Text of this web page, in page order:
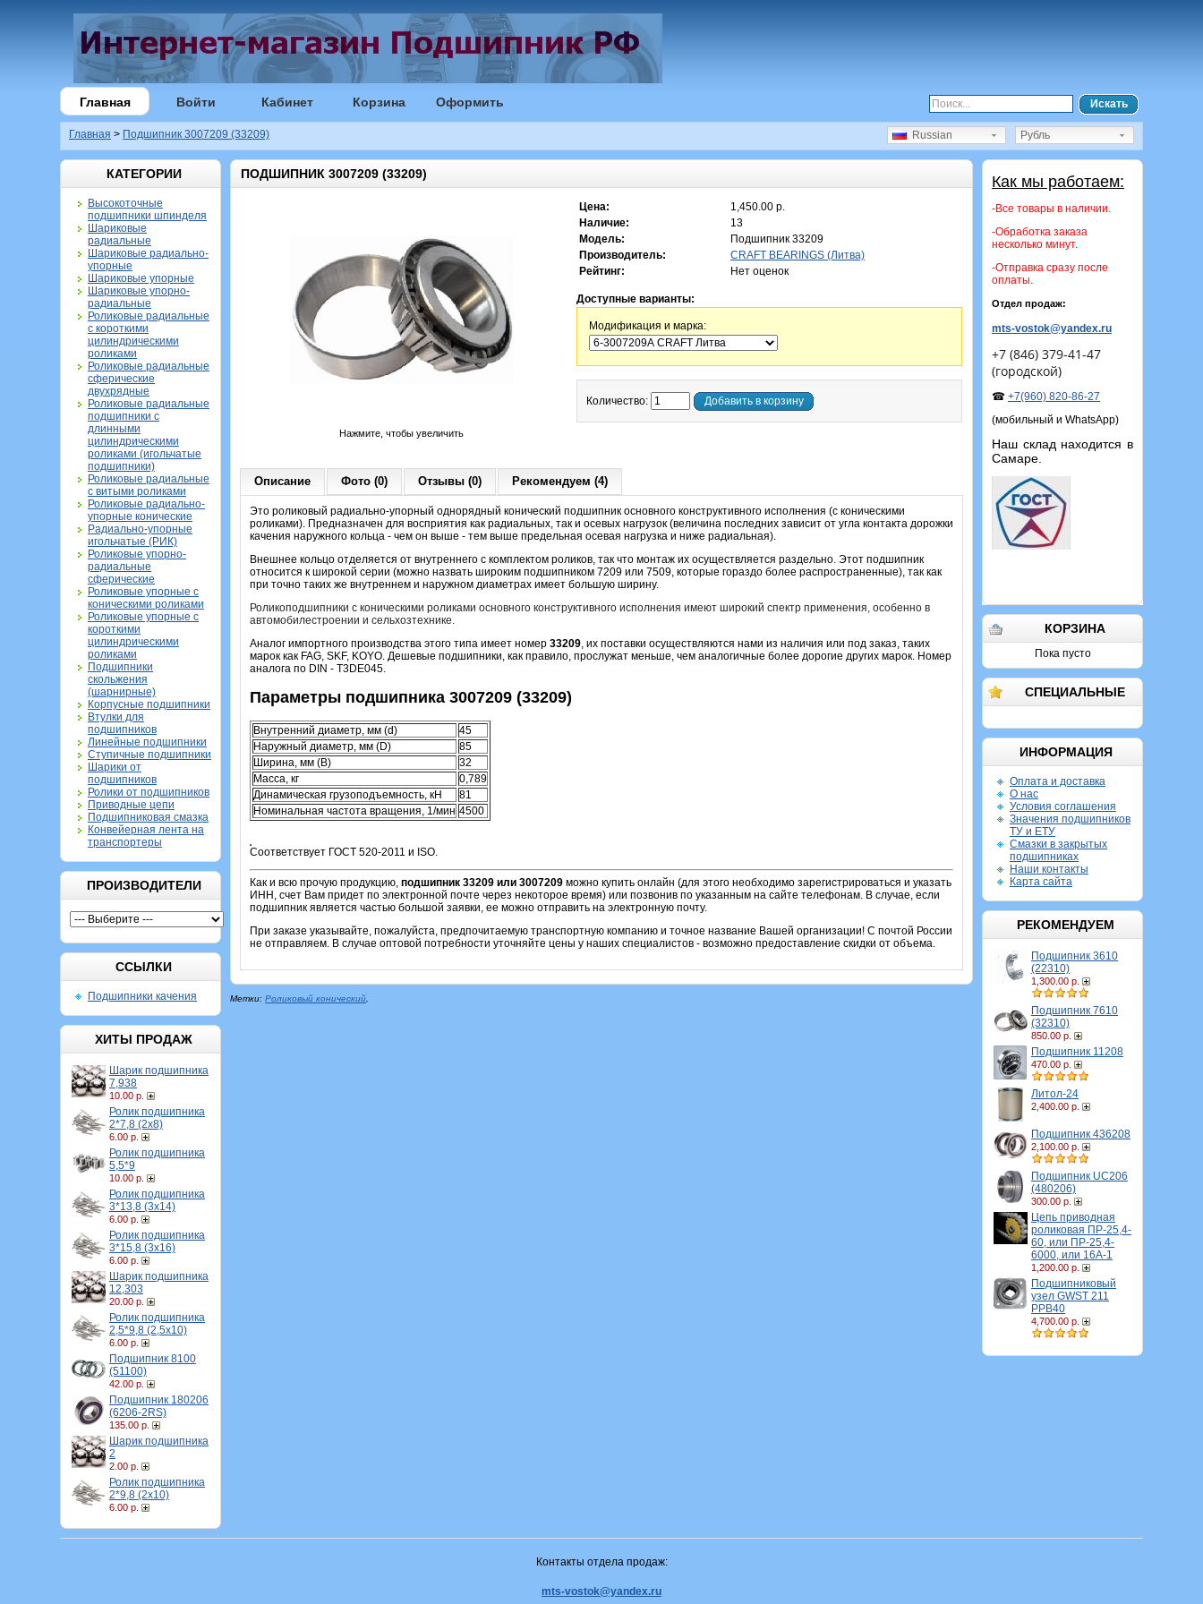
Главная Войти Кабинет Корзина Оформить Искать
Главная > Подшипник 3007209 (33209) Рубль
Russian
КАТЕГОРИИ
Высокоточные
подшипники шпинделя
Шариковые
радиальные
Шариковые радиально-
упорные
Шариковые упорные
Шариковые упорно-
радиальные
Роликовые радиальные
с короткими
цилиндрическими
роликами
Роликовые радиальные
сферические
двухрядные
Роликовые радиальные
подшипники с
длинными
цилиндрическими
роликами (игольчатые
подшипники)
Роликовые радиальные
с витыми роликами
Роликовые радиально-
упорные конические
Радиально-упорные
игольчатые (РИК)
Роликовые упорно-
радиальные
сферические
Роликовые упорные с
коническими роликами
Роликовые упорные с
короткими
цилиндрическими
роликами
Подшипники
скольжения
(шарнирные)
Корпусные подшипники
Втулки для
подшипников
Линейные подшипники
Ступичные подшипники
Шарики от
подшипников
Ролики от подшипников
Приводные цепи
Подшипниковая смазка
Конвейерная лента на
транспортеры
ПРОИЗВОДИТЕЛИ
ССЫЛКИ
Подшипники качения
ХИТЫ ПРОДАЖ
Шарик подшипника
7,938
10.00 р.
Ролик подшипника
2*7,8 (2х8)
6.00 р.
Ролик подшипника
5,5*9
10.00 р.
Ролик подшипника
3*13,8 (3х14)
6.00 р.
Ролик подшипника
3*15,8 (3х16)
6.00 р.
Шарик подшипника
12,303
20.00 р.
Ролик подшипника
2,5*9,8 (2,5х10)
6.00 р.
Подшипник 8100
(51100)
42.00 р.
Подшипник 180206
(6206-2RS)
135.00 р.
Шарик подшипника
2
2.00 р.
Ролик подшипника
2*9,8 (2х10)
6.00 р.
Как мы работаем:
-Все товары в наличии.
-Обработка заказа
несколько минут.
-Отправка сразу после
оплаты.
Отдел продаж:
mts-vostok@yandex.ru
+7 (846) 379-41-47
(городской)
☎ +7(960) 820-86-27
(мобильный и WhatsApp)
Наш склад находится в
Самаре.
КОРЗИНА
Пока пусто
СПЕЦИАЛЬНЫЕ
ИНФОРМАЦИЯ
Оплата и доставка
О нас
Условия соглашения
Значения подшипников
ТУ и ЕТУ
Смазки в закрытых
подшипниках
Наши контакты
Карта сайта
РЕКОМЕНДУЕМ
Подшипник 3610
(22310)
1,300.00 р.
Подшипник 7610
(32310)
850.00 р.
Подшипник 11208
470.00 р.
Литол-24
2,400.00 р.
Подшипник 436208
2,100.00 р.
Подшипник UC206
(480206)
300.00 р.
Цепь приводная
роликовая ПР-25,4-
60, или ПР-25,4-
6000, или 16A-1
1,200.00 р.
Подшипниковый
узел GWST 211
PPB40
4,700.00 р.
ПОДШИПНИК 3007209 (33209)
Нажмите, чтобы увеличить
Цена:
1,450.00 р.
Наличие:
13
Модель:
Подшипник 33209
Производитель:
CRAFT BEARINGS (Литва)
Рейтинг:
Нет оценок
Доступные варианты:
Модификация и марка:
Количество: Добавить в корзину
Описание Фото (0) Отзывы (0) Рекомендуем (4)
Это роликовый радиально-упорный однорядный конический подшипник основного конструктивного исполнения (с коническими
роликами). Предназначен для восприятия как радиальных, так и осевых нагрузок (величина последних зависит от угла контакта дорожки
качения наружного кольца - чем он выше - тем выше предельная осевая нагрузка и ниже радиальная).
Внешнее кольцо отделяется от внутреннего с комплектом роликов, так что монтаж их осуществляется раздельно. Этот подшипник
относится к широкой серии (можно назвать широким подшипником 7209 или 7509, которые гораздо более распространенные), так как
при точно таких же внутреннем и наружном диаметрах имеет большую ширину.
Роликоподшипники с коническими роликами основного конструктивного исполнения имеют широкий спектр применения, особенно в
автомобилестроении и сельхозтехнике.
Аналог импортного производства этого типа имеет номер 33209, их поставки осуществляются нами из наличия или под заказ, таких
марок как FAG, SKF, KOYO. Дешевые подшипники, как правило, прослужат меньше, чем аналогичные более дорогие других марок. Номер
аналога по DIN - T3DE045.
Параметры подшипника 3007209 (33209)
Внутренний диаметр, мм (d)
45
Наружный диаметр, мм (D)
85
Ширина, мм (B)
32
Масса, кг
0,789
Динамическая грузоподъемность, кН
81
Номинальная частота вращения, 1/мин 4500
Соответствует ГОСТ 520-2011 и ISO.
Как и всю прочую продукцию, подшипник 33209 или 3007209 можно купить онлайн (для этого необходимо зарегистрироваться и указать
ИНН, счет Вам придет по электронной почте через некоторое время) или позвонив по указанным на сайте телефонам. В случае, если
подшипник является частью большой заявки, ее можно отправить на электронную почту.
При заказе указывайте, пожалуйста, предпочитаемую транспортную компанию и точное название Вашей организации! С почтой России
не отправляем. В случае оптовой потребности уточняйте цены у наших специалистов - возможно предоставление скидки от объема.
Метки: Роликовый конический
Контакты отдела продаж:
mts-vostok@yandex.ru